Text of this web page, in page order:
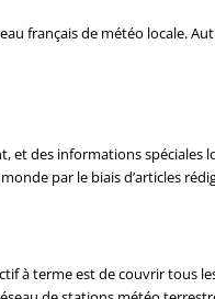
français de météo locale.
et des informations
par le biais d’articles
à terme est de couvrir